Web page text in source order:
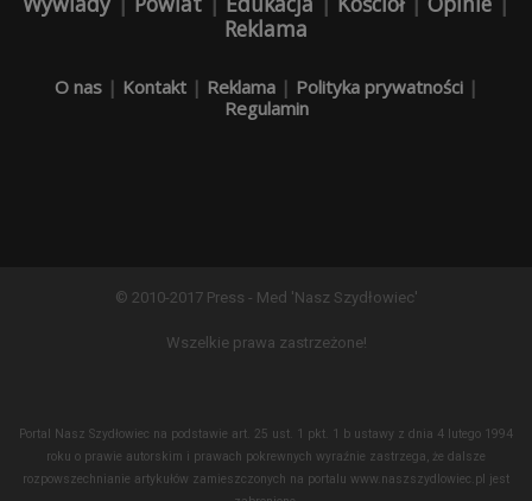
Reklama
O nas| Kontakt| Reklama| Polityka prywatności|
Regulamin
© 2010-2017 Press - Med 'Nasz Szydłowiec'
Wszelkie prawa zastrzeżone!
Portal Nasz Szydłowiec na podstawie art. 25 ust. 1 pkt. 1 b ustawy z dnia 4 lutego 1994
roku o prawie autorskim i prawach pokrewnych wyraźnie zastrzega, że dalsze
rozpowszechnianie artykułów zamieszczonych na portalu www.naszszydlowiec.pl jest